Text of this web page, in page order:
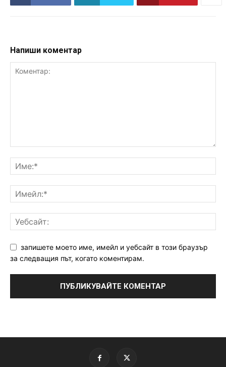
Напиши коментар
запишете моето име, имейл и уебсайт в този браузър
за следващия път, когато коментирам.